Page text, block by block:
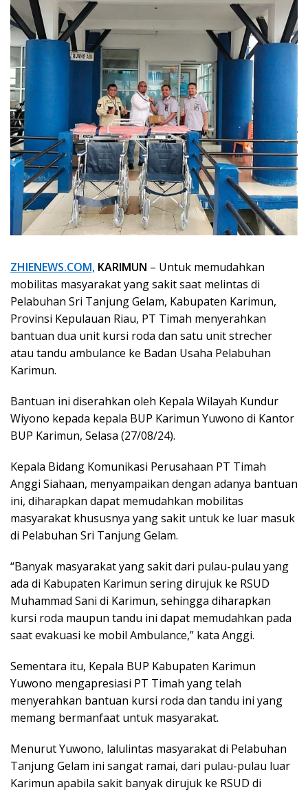
ZHIENEWS.COM, KARIMUN – Untuk memudahkan
mobilitas masyarakat yang sakit saat melintas di
Pelabuhan Sri Tanjung Gelam, Kabupaten Karimun,
Provinsi Kepulauan Riau, PT Timah menyerahkan
bantuan dua unit kursi roda dan satu unit strecher
atau tandu ambulance ke Badan Usaha Pelabuhan
Karimun.
Bantuan ini diserahkan oleh Kepala Wilayah Kundur
Wiyono kepada kepala BUP Karimun Yuwono di Kantor
BUP Karimun, Selasa (27/08/24).
Kepala Bidang Komunikasi Perusahaan PT Timah
Anggi Siahaan, menyampaikan dengan adanya bantuan
ini, diharapkan dapat memudahkan mobilitas
masyarakat khususnya yang sakit untuk ke luar masuk
di Pelabuhan Sri Tanjung Gelam.
“Banyak masyarakat yang sakit dari pulau-pulau yang
ada di Kabupaten Karimun sering dirujuk ke RSUD
Muhammad Sani di Karimun, sehingga diharapkan
kursi roda maupun tandu ini dapat memudahkan pada
saat evakuasi ke mobil Ambulance,” kata Anggi.
Sementara itu, Kepala BUP Kabupaten Karimun
Yuwono mengapresiasi PT Timah yang telah
menyerahkan bantuan kursi roda dan tandu ini yang
memang bermanfaat untuk masyarakat.
Menurut Yuwono, lalulintas masyarakat di Pelabuhan
Tanjung Gelam ini sangat ramai, dari pulau-pulau luar
Karimun apabila sakit banyak dirujuk ke RSUD di